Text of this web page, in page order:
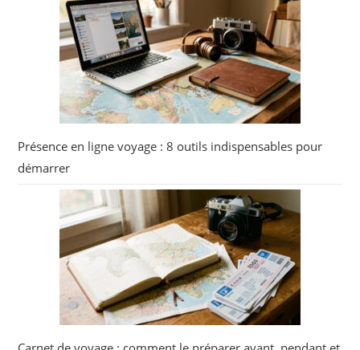
Présence en ligne voyage : 8 outils indispensables pour
démarrer